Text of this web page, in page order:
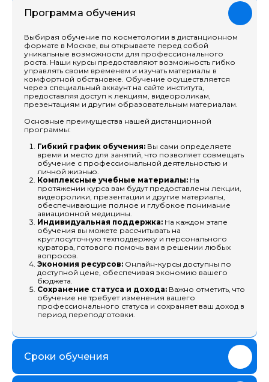
Программа обучения
Выбирая обучение по косметологии в дистанционном
формате в Москве, вы открываете перед собой
уникальные возможности для профессионального
роста. Наши курсы предоставляют возможность гибко
управлять своим временем и изучать материалы в
комфортной обстановке. Обучение осуществляется
через специальный аккаунт на сайте института,
предоставляя доступ к лекциям, видеороликам,
презентациям и другим образовательным материалам.
Основные преимущества нашей дистанционной
программы:
Гибкий график обучения: Вы сами определяете
время и место для занятий, что позволяет совмещать
обучение с профессиональной деятельностью и
личной жизнью.
Комплексные учебные материалы: На
протяжении курса вам будут предоставлены лекции,
видеоролики, презентации и другие материалы,
обеспечивающие полное и глубокое понимание
авиационной медицины.
Индивидуальная поддержка: На каждом этапе
обучения вы можете рассчитывать на
круглосуточную техподдержку и персонального
куратора, готового помочь вам в решении любых
вопросов.
Экономия ресурсов: Онлайн-курсы доступны по
доступной цене, обеспечивая экономию вашего
бюджета.
Сохранение статуса и дохода: Важно отметить, что
обучение не требует изменения вашего
профессионального статуса и сохраняет ваш доход в
период переподготовки.
Сроки обучения
Выбор за вами
Однако насвыбирают
в 90% случаев
Личный куратор, который поможет